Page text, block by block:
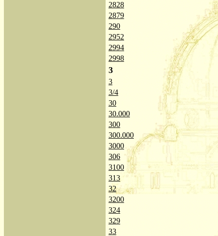
2828
2879
290
2952
2994
2998
3
3
3/4
30
30.000
300
300.000
3000
306
3100
313
32
3200
324
329
33